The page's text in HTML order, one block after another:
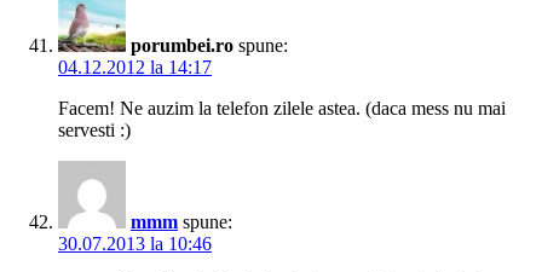
porumbei.ro spune:
04.12.2012 la 14:17
Facem! Ne auzim la telefon zilele astea. (daca mess nu mai
servesti :)
mmm spune:
30.07.2013 la 10:46